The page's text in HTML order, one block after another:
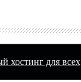
хостинг для всех